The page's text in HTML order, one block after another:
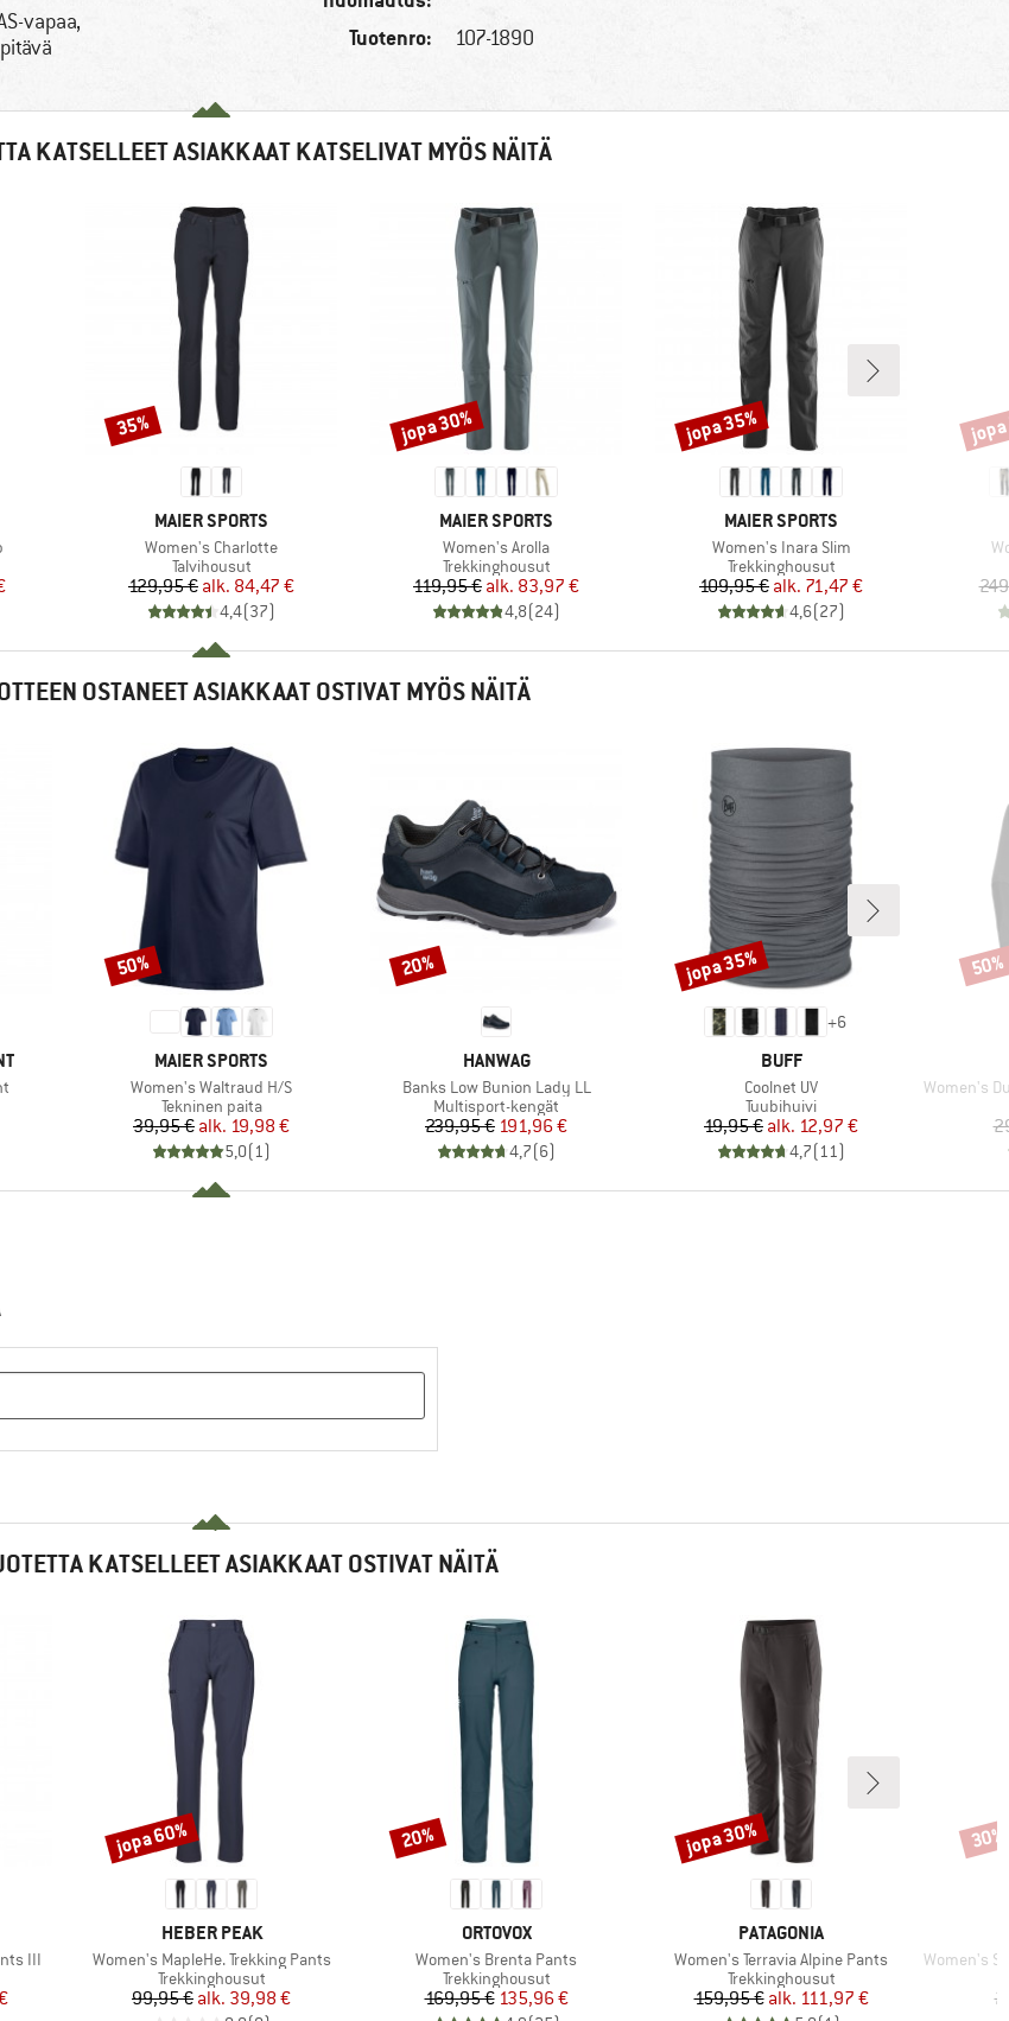
vapaa,
Tuotenro: 107-1890
KATSELLEET ASIAKKAAT KATSELIVAT MYÖS NÄITÄ
MERKKI
MAIER SPORTS
Tuote
Women's Charlotte
Tuoteryhmä
Talvihousut
Hinta
129,95 € Alennettu hinta
alk. 84,47 €
4,4(37)
Alennus
35%
MERKKI
MAIER SPORTS
Tuote
Women's Arolla
Tuoteryhmä
Trekkinghousut
Hinta
119,95 € Alennettu hinta
alk. 83,97 €
4,8(24)
Alennus
jopa 30%
MERKKI
MAIER SPORTS
Tuote
Women's Inara Slim
Tuoteryhmä
Trekkinghousut
Hinta
109,95 € Alennettu hinta
alk. 71,47 €
4,6(27)
Alennus
jopa 35%
OSTANEET ASIAKKAAT OSTIVAT MYÖS NÄITÄ
MERKKI
MAIER SPORTS
Tuote
Women's Waltraud H/S
Tuoteryhmä
Tekninen paita
Hinta
39,95 € Alennettu hinta
alk. 19,98 €
5,0(1)
Alennus
50%
MERKKI
HANWAG
Tuote
Banks Low Bunion Lady LL
Tuoteryhmä
Multisport-kengät
Hinta
239,95 €Alennettu hinta
191,96 €
4,7(6)
Alennus
20%
+6
MERKKI
BUFF
Tuote
Coolnet UV
Tuoteryhmä
Tuubihuivi
Hinta
19,95 € Alennettu hinta
alk. 12,97 €
4,7(11)
Alennus
jopa 35%
Tuote
Women's
50%
KATSELLEET ASIAKKAAT OSTIVAT NÄITÄ
III
MERKKI
HEBER PEAK
Tuote
Women's MapleHe. Trekking Pants
Tuoteryhmä
Trekkinghousut
Hinta
99,95 € Alennettu hinta
alk. 39,98 €
Alennus
jopa 60%
MERKKI
ORTOVOX
Tuote
Women's Brenta Pants
Tuoteryhmä
Trekkinghousut
Hinta
169,95 €Alennettu hinta
135,96 €
Alennus
20%
MERKKI
PATAGONIA
Tuote
Women's Terravia Alpine Pants
Tuoteryhmä
Trekkinghousut
Hinta
159,95 € Alennettu hinta
alk. 111,97 €
Alennus
jopa 30%
Tuote
Women's
30%